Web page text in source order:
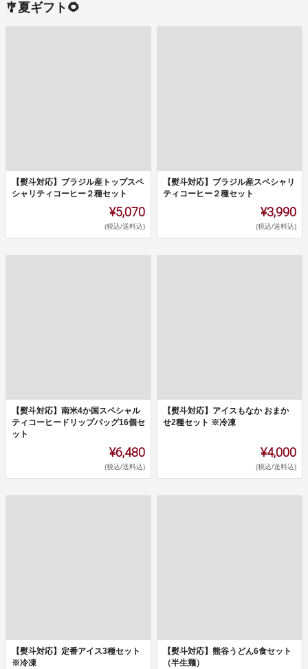
🎐夏ギフト🌻
【熨斗対応】ブラジル産トップスペ
シャリティコーヒー２種セット
¥5,070
(税込/送料込)
【熨斗対応】ブラジル産スペシャリ
ティコーヒー２種セット
¥3,990
(税込/送料込)
【熨斗対応】南米4か国スペシャル
ティコーヒードリップバッグ16個セ
ット
¥6,480
(税込/送料込)
【熨斗対応】アイスもなか おまか
せ2種セット ※冷凍
¥4,000
(税込/送料込)
【熨斗対応】定番アイス3種セット
※冷凍
【熨斗対応】熊谷うどん6食セット
（半生麺）